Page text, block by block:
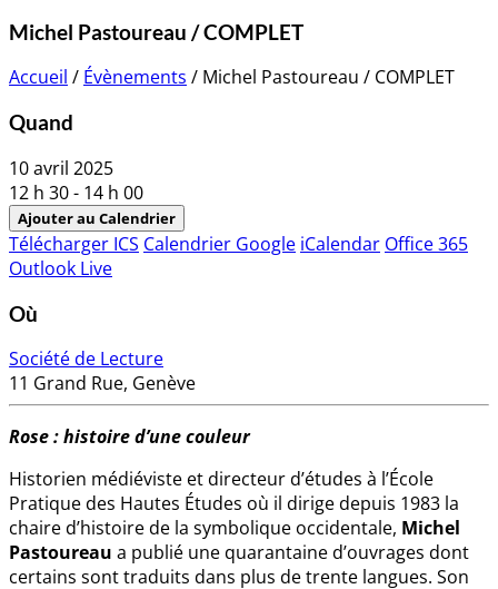
Michel Pastoureau / COMPLET
Accueil / Évènements / Michel Pastoureau / COMPLET
Quand
10 avril 2025
12 h 30 - 14 h 00
Ajouter au Calendrier
Télécharger ICS Calendrier Google iCalendar Office 365
Outlook Live
Où
Société de Lecture
11 Grand Rue, Genève
Rose : histoire d’une couleur
Historien médiéviste et directeur d’études à l’École
Pratique des Hautes Études où il dirige depuis 1983 la
chaire d’histoire de la symbolique occidentale, Michel
Pastoureau a publié une quarantaine d’ouvrages dont
certains sont traduits dans plus de trente langues. Son